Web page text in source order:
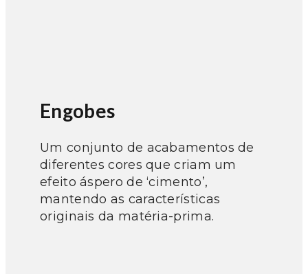
Engobes
Um conjunto de acabamentos de
diferentes cores que criam um
efeito áspero de ‘cimento’,
mantendo as características
originais da matéria-prima.